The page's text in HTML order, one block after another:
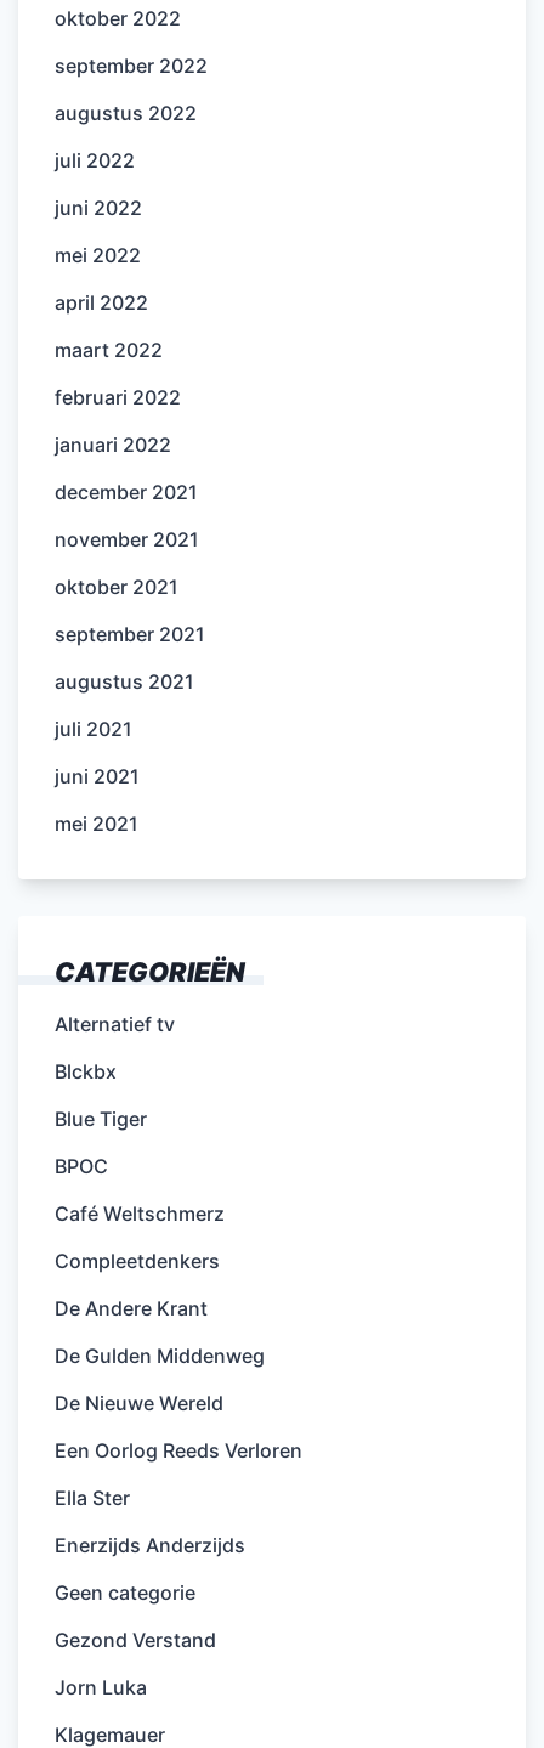
oktober 2022
september 2022
augustus 2022
juli 2022
juni 2022
mei 2022
april 2022
maart 2022
februari 2022
januari 2022
december 2021
november 2021
oktober 2021
september 2021
augustus 2021
juli 2021
juni 2021
mei 2021
CATEGORIEËN
Alternatief tv
Blckbx
Blue Tiger
BPOC
Café Weltschmerz
Compleetdenkers
De Andere Krant
De Gulden Middenweg
De Nieuwe Wereld
Een Oorlog Reeds Verloren
Ella Ster
Enerzijds Anderzijds
Geen categorie
Gezond Verstand
Jorn Luka
Klagemauer